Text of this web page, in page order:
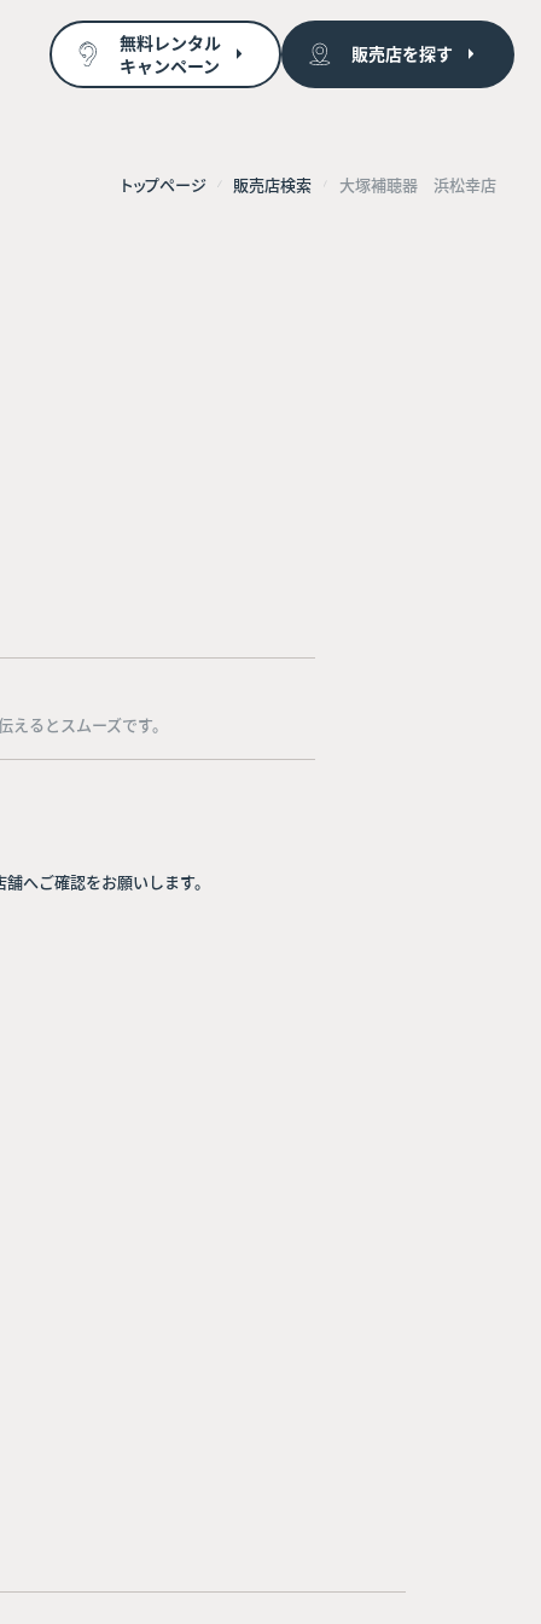
無料レンタル
キャンペーン
販売店を探す
トップページ 販売店検索 大塚補聴器 浜松幸店
るとスムーズです。
へご確認をお願いします。